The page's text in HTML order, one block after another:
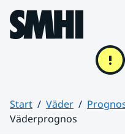
Hoppa till sidans innehåll
Start Väder
Väderprognos